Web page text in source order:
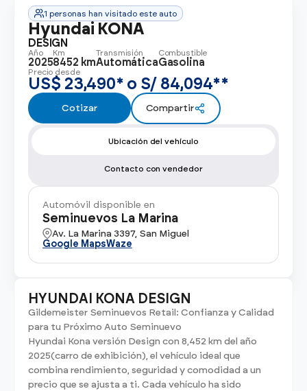
Promociones
Flotas
Vende tu auto
Financiamiento
Noticias
Centro de ayuda
1 personas han visitado este auto
Hyundai KONA
DESIGN
Año
2025
Km
8452 km
Transmisión
Automática
Combustible
Gasolina
Precio desde
US$ 23,490* o S/ 84,094**
Cotizar Compartir
Ubicación del vehículo
Contacto con vendedor
Automóvil disponible en
Seminuevos La Marina
Av. La Marina 3397, San Miguel
Google MapsWaze
HYUNDAI KONA DESIGN
Gildemeister Seminuevos Retail: Confianza y Calidad
para tu Próximo Auto Seminuevo
Hyundai Kona versión Design con 8,452 km del año
2025(carro de exhibición), el vehículo ideal que
combina rendimiento, seguridad y comodidad a un
precio que se ajusta a ti. Cada vehículo ha sido